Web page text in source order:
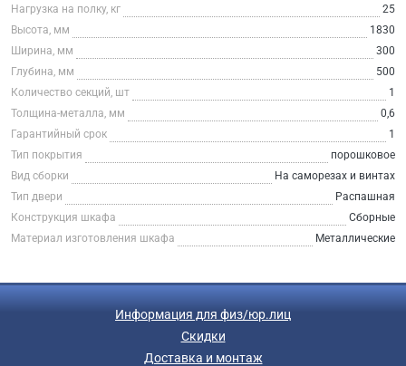
Нагрузка на полку, кг
25
Высота, мм
1830
Ширина, мм
300
Глубина, мм
500
Количество секций, шт
1
Толщина-металла, мм
0,6
Гарантийный срок
1
Тип покрытия
порошковое
Вид сборки
На саморезах и винтах
Тип двери
Распашная
Конструкция шкафа
Сборные
Материал изготовления шкафа
Металлические
Информация для физ/юр.лиц
Скидки
Доставка и монтаж